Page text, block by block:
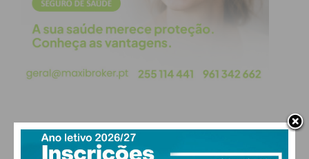
PAÇOS DE FERREIRA